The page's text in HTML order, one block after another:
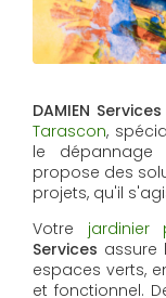
DAMIEN Services
Tarascon,
le dépannage
propose des
projets, qu'il
Votre jardinier
Services assure
espaces verts,
et fonctionnel.